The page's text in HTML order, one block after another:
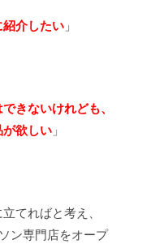
介したい 」
きないけれども、
が欲しい 」
てればと考え、
ン専門店をオープ